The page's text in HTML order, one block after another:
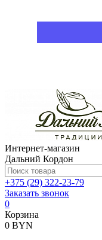
Интернет-магазин
Дальний Кордон
+375 (29) 322-23-79
Заказать звонок
0
Корзина
0 BYN